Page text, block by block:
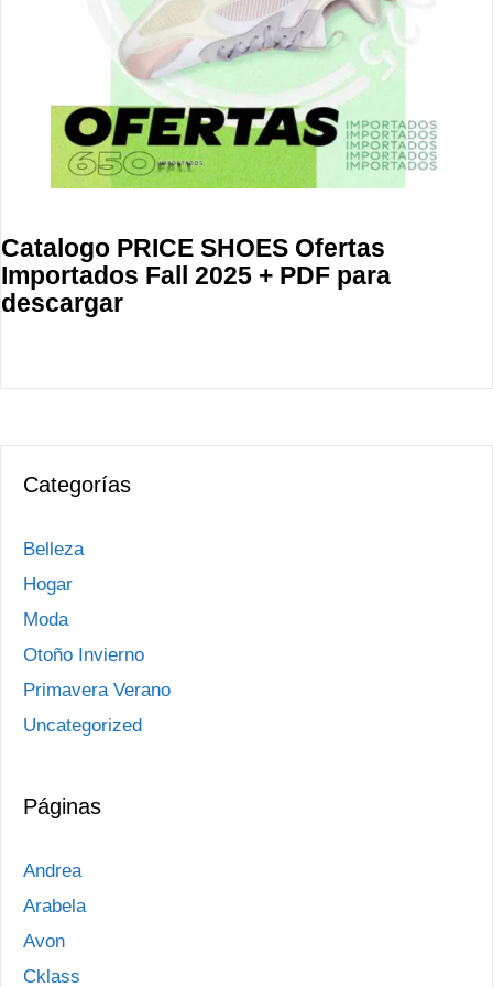
Catalogo PRICE SHOES Ofertas
Importados Fall 2025 + PDF para
descargar
Categorías
Belleza
Hogar
Moda
Otoño Invierno
Primavera Verano
Uncategorized
Páginas
Andrea
Arabela
Avon
Cklass